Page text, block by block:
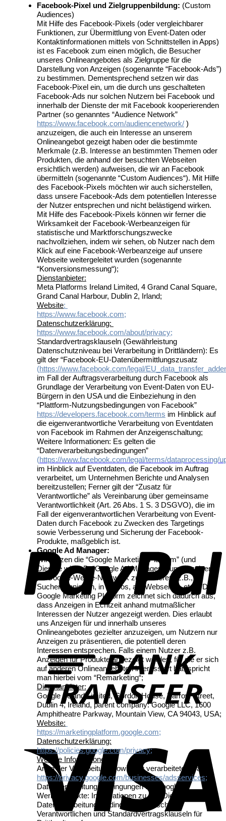
Facebook-Pixel und Zielgruppenbildung: (Custom
Audiences)
Mit Hilfe des Facebook-Pixels (oder vergleichbarer
Funktionen, zur Übermittlung von Event-Daten oder
Kontaktinformationen mittels von Schnittstellen in Apps)
ist es Facebook zum einen möglich, die Besucher
unseres Onlineangebotes als Zielgruppe für die
Darstellung von Anzeigen (sogenannte “Facebook-Ads”)
zu bestimmen. Dementsprechend setzen wir das
Facebook-Pixel ein, um die durch uns geschalteten
Facebook-Ads nur solchen Nutzern bei Facebook und
innerhalb der Dienste der mit Facebook kooperierenden
Partner (so genanntes “Audience Network”
https://www.facebook.com/audiencenetwork/ )
anzuzeigen, die auch ein Interesse an unserem
Onlineangebot gezeigt haben oder die bestimmte
Merkmale (z.B. Interesse an bestimmten Themen oder
Produkten, die anhand der besuchten Webseiten
ersichtlich werden) aufweisen, die wir an Facebook
übermitteln (sogenannte “Custom Audiences“). Mit Hilfe
des Facebook-Pixels möchten wir auch sicherstellen,
dass unsere Facebook-Ads dem potentiellen Interesse
der Nutzer entsprechen und nicht belästigend wirken.
Mit Hilfe des Facebook-Pixels können wir ferner die
Wirksamkeit der Facebook-Werbeanzeigen für
statistische und Marktforschungszwecke
nachvollziehen, indem wir sehen, ob Nutzer nach dem
Klick auf eine Facebook-Werbeanzeige auf unsere
Webseite weitergeleitet wurden (sogenannte
“Konversionsmessung“);
Dienstanbieter:
Meta Platforms Ireland Limited, 4 Grand Canal Square,
Grand Canal Harbour, Dublin 2, Irland;
Website:
https://www.facebook.com;
Datenschutzerklärung:
https://www.facebook.com/about/privacy;
Standardvertragsklauseln (Gewährleistung
Datenschutzniveau bei Verarbeitung in Drittländern): Es
gilt der “Facebook-EU-Datenübermittlungszusatz
(https://www.facebook.com/legal/
im Fall der Auftragsverarbeitung durch Facebook als
Grundlage der Verarbeitung von Event-Daten von EU-
Bürgern in den USA und die Einbeziehung in den
“Plattform-Nutzungsbedingungen von Facebook”
https://developers.facebook.com/terms im Hinblick auf
die eigenverantwortliche Verarbeitung von Eventdaten
von Facebook im Rahmen der Anzeigenschaltung;
Weitere Informationen: Es gelten die
“Datenverarbeitungsbedingungen”
(https://www.facebook.com/legal/terms/dataprocessing/
im Hinblick auf Eventdaten, die Facebook im Auftrag
verarbeitet, um Unternehmen Berichte und Analysen
bereitzustellen; Ferner gilt der “Zusatz für
Verantwortliche” als Vereinbarung über gemeinsame
Verantwortlichkeit (Art. 26 Abs. 1 S. 3 DSGVO), die im
Fall der eigenverantwortlichen Verarbeitung von Event-
Daten durch Facebook zu Zwecken des Targetings
sowie Verbesserung und Sicherung der Facebook-
Produkte, maßgeblich ist.
Google Ad Manager:
Wir nutzen die “Google Marketing Platform” (und
Dienste wie z.B. “Google Ad Manager”), um Anzeigen
im Google-Werbe-Netzwerk zu platzieren (z.B., in
Suchergebnissen, in Videos, auf Webseiten, etc.). Die
Google Marketing Platform zeichnet sich dadurch aus,
dass Anzeigen in Echtzeit anhand mutmaßlicher
Interessen der Nutzer angezeigt werden. Dies erlaubt
uns Anzeigen für und innerhalb unseres
Onlineangebotes gezielter anzuzeigen, um Nutzern nur
Anzeigen zu präsentieren, die potentiell deren
Interessen entsprechen. Falls einem Nutzer z.B.
Anzeigen für Produkte angezeigt werden, für die er sich
auf anderen Onlineangeboten interessiert hat, spricht
man hierbei vom “Remarketing“;
Dienstanbieter:
Google Ireland Limited, Gordon House, Barrow Street,
Dublin 4, Ireland, parent company: Google LLC, 1600
Amphitheatre Parkway, Mountain View, CA 94043, USA;
Website:
https://marketingplatform.google.com;
Datenschutzerklärung:
https://policies.google.com/privacy;
Weitere Informationen:
Arten der Verarbeitung sowie der verarbeiteten Daten:
https://privacy.google.com/businesses/adsservices;
Datenverarbeitungsbedingungen für Google
Werbeprodukte: Informationen zu den Diensten
Datenverarbeitungsbedingungen zwischen
Verantwortlichen und Standardvertragsklauseln für